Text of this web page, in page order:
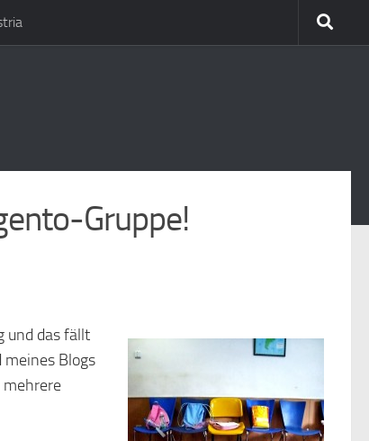
Gruppe!
und das fällt
meines Blogs